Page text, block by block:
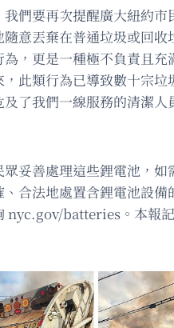
我們要再次提醒廣大紐約市
隨意丟棄在普通垃圾或回收
為，更是一種極不負責且充
，此類行為已導致數十宗垃
了我們一線服務的清潔人
眾妥善處理這些鋰電池，如
合法地處置含鋰電池設備
nyc.gov/batteries。本報